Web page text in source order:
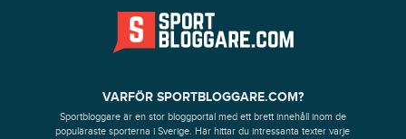
VARFÖR SPORTBLOGGARE.COM?
Sportbloggare är en stor bloggportal med ett brett innehåll inom de
populäraste sporterna i Sverige. Här hittar du intressanta texter varje